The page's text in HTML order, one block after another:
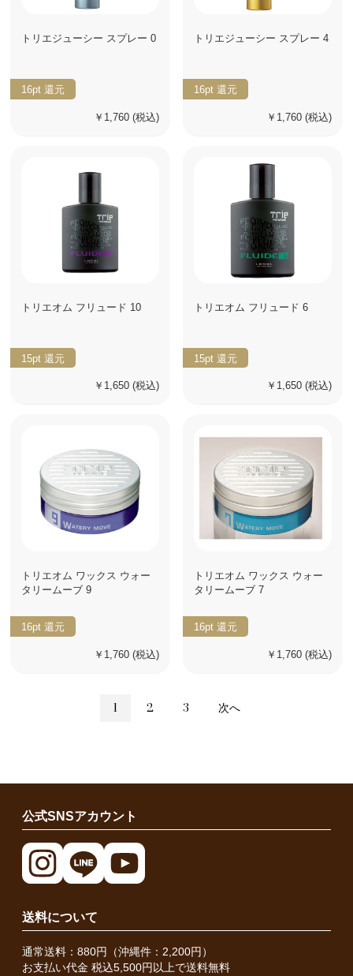
トリエジューシー スプレー 0
16pt 還元
￥1,760 (税込)
トリエジューシー スプレー 4
16pt 還元
￥1,760 (税込)
トリエオム フリュード 10
15pt 還元
￥1,650 (税込)
トリエオム フリュード 6
15pt 還元
￥1,650 (税込)
トリエオム ワックス ウォー
タリームーブ 9
16pt 還元
￥1,760 (税込)
トリエオム ワックス ウォー
タリームーブ 7
16pt 還元
￥1,760 (税込)
1 2 3 次へ
公式SNSアカウント
送料について
通常送料：880円（沖縄件：2,200円）
お支払い代金 税込5,500円以上で送料無料